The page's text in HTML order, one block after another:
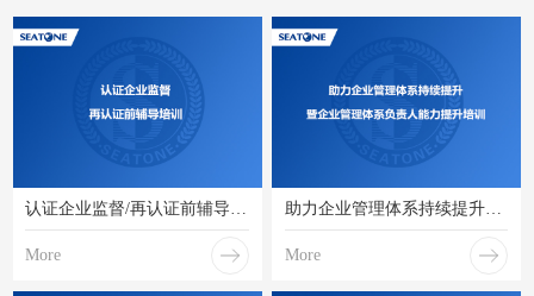
认证企业监督/再认证前辅导培训
More
助力企业管理体系持续提升暨企业管理体系负责人能力提升培训
More